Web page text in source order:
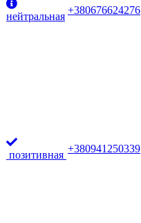
нейтральная
+380676624276
позитивная
+380941250339